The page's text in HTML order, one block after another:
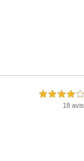
4,0 étoiles sur 5
18 avis